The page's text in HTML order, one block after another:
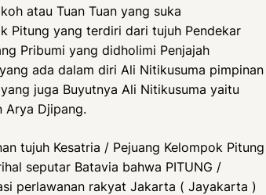
atau Tuan Tuan yang suka
Pitung yang terdiri dari tujuh Pendekar
Pribumi yang didholimi Penjajah
ada dalam diri Ali Nitikusuma pimpinan
juga Buyutnya Ali Nitikusuma yaitu
Arya Djipang.
tujuh Kesatria / Pejuang Kelompok Pitung
seputar Batavia bahwa PITUNG /
perlawanan rakyat Jakarta ( Jayakarta )